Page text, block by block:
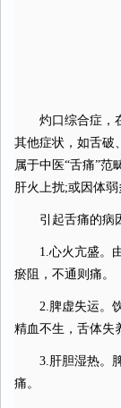
灼口综合症，在
其他症状，如舌破
属于中医“舌痛”
肝火上扰;或因体
引起舌痛的病因
1.心火亢盛。由
瘀阻，不通则痛。
2.脾虚失运。饮
精血不生，舌体失
3.肝胆湿热。脾
痛。